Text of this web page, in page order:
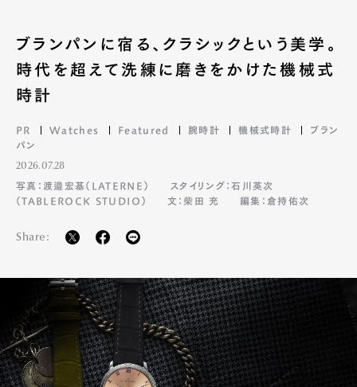
ブランパンに宿る、クラシックという美学。
時代を超えて洗練に磨きをかけた機械式
時計
PR Watches Featured 腕時計 機械式時計
ブラン
パン
2026.07.28
写真：渡邉宏基（LATERNE）
スタイリング：石川英次
（TABLEROCK STUDIO）
文：柴田 充 編集：倉持佑次
Share: